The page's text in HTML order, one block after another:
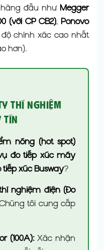
hàng đầu như Megger
(với CP CB2), Ponovo
chính xác cao nhất
hơn).
Thí Nghiệm
Tín
nóng (hot spot)
đo tiếp xúc máy
tiếp xúc Busway?
nghiệm điện (Đo
tôi cung cấp
(100A):Xác nhận